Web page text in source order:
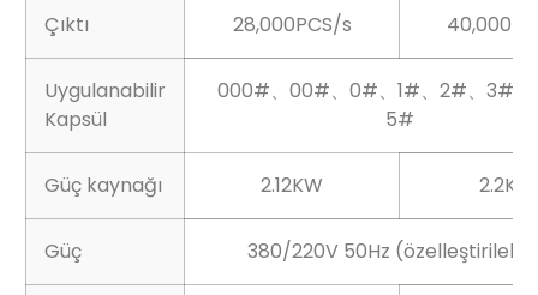
Çıktı 28,000PCS/s
Uygulanabilir
Kapsül
000#、00#、0#、1#、2#、3#
5#
Güç kaynağı 2.12KW 2.2KW
Güç 380/220V 50Hz